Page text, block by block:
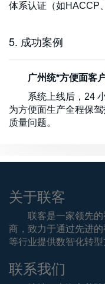
体系认证（如HACCP
5. 成功案例
广州统*方便面客
系统上线后，24
为方便面生产全程保
质量问题。
关于联客
联客是一家领先
商，致力于通过先进
等行业提供数智化转型
联系我们